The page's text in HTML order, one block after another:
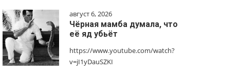
август 6, 2026
Чёрная мамба думала, что
её яд убьёт
https://www.youtube.com/watch?
v=jI1yDauSZKI